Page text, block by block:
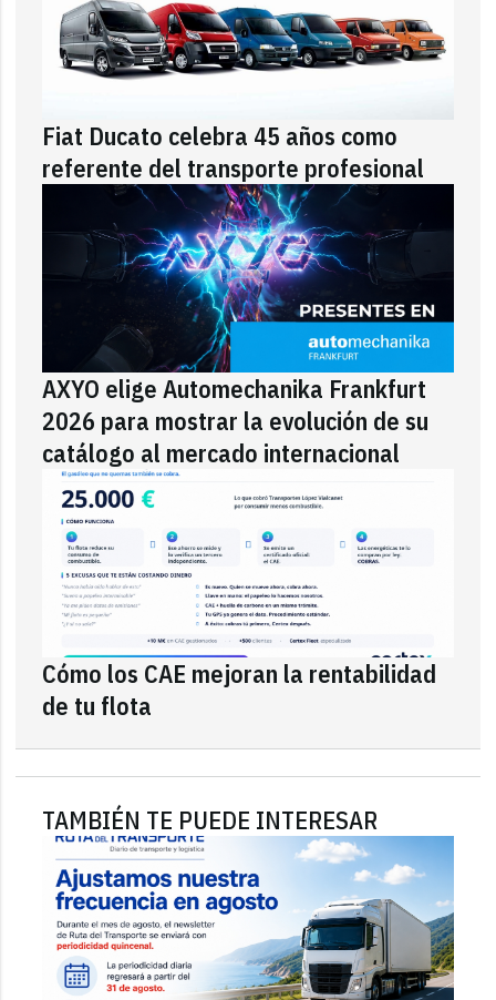
Fiat Ducato celebra 45 años como
referente del transporte profesional
AXYO elige Automechanika Frankfurt
2026 para mostrar la evolución de su
catálogo al mercado internacional
Cómo los CAE mejoran la rentabilidad
de tu flota
TAMBIÉN TE PUEDE INTERESAR